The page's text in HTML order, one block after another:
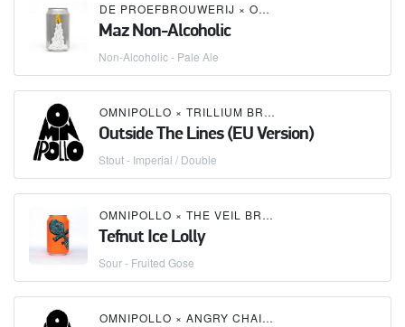
DE PROEFBROUWERIJ × OMNIPOLLO
Maz Non-Alcoholic
Non-Alcoholic - Pale Ale
OMNIPOLLO × TRILLIUM BREWING COMPANY
Outside The Lines (EU Version)
Stout - Imperial / Double
OMNIPOLLO × THE VEIL BREWING CO.
Tefnut Ice Lolly
Sour - Fruited Gose
OMNIPOLLO × ANGRY CHAIR BREWING